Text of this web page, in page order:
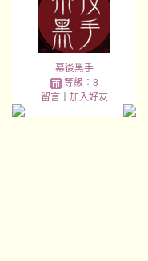
幕後黑手
等級：8
留言｜ 加入好友